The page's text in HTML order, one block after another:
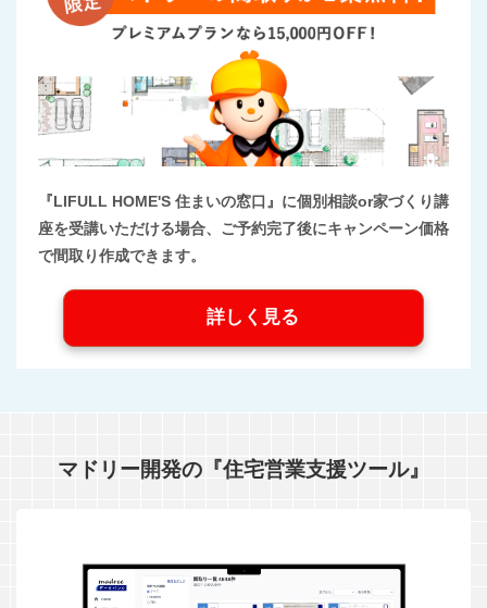
『LIFULL HOME'S 住まいの窓口』に個別相談or家づくり講
座を受講いただける場合、ご予約完了後にキャンペーン価格
で間取り作成できます。
詳しく見る
マドリー開発の『住宅営業支援ツール』